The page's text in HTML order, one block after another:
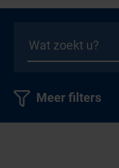
Meer filters